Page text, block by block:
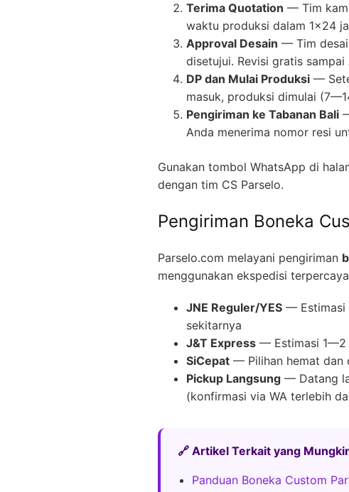
Terima Quotation — Tim
waktu produksi dalam 1×24
Approval Desain — Tim
disetujui. Revisi gratis sampai
DP dan Mulai Produksi —
masuk, produksi dimulai
Pengiriman ke Tabanan Bali
Anda menerima nomor resi
Gunakan tombol WhatsApp di
dengan tim CS Parselo.
Pengiriman Boneka
Parselo.com melayani pengiriman
menggunakan ekspedisi
JNE Reguler/YES — Estimasi
sekitarnya
J&T Express — Estimasi 1—2
SiCepat — Pilihan hemat dan
Pickup Langsung — Datang
(konfirmasi via WA terlebih
🔗 Artikel Terkait yang
Panduan Boneka Custom